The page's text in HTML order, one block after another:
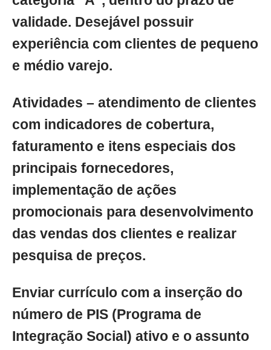
validade. Desejável possuir
experiência com clientes de pequeno
e médio varejo.
Atividades – atendimento de clientes
com indicadores de cobertura,
faturamento e itens especiais dos
principais fornecedores,
implementação de ações
promocionais para desenvolvimento
das vendas dos clientes e realizar
pesquisa de preços.
Enviar currículo com a inserção do
número de PIS (Programa de
Integração Social) ativo e o assunto